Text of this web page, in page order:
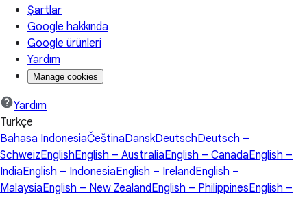
Şartlar
Google hakkında
Google ürünleri
Yardım
Manage cookies
Yardım
Türkçe
Bahasa IndonesiaČeštinaDanskDeutschDeutsch –
SchweizEnglishEnglish – AustraliaEnglish – CanadaEnglish –
IndiaEnglish – IndonesiaEnglish – IrelandEnglish –
MalaysiaEnglish – New ZealandEnglish – PhilippinesEnglish –